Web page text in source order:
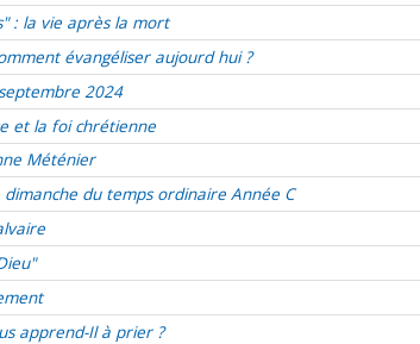
: la vie après la mort
évangéliser aujourd hui ?
2024
et la foi chrétienne
Méténier
du temps ordinaire Année C
apprend-Il à prier ?